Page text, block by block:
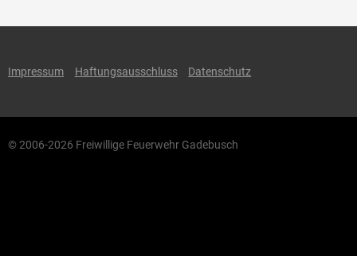
Impressum Haftungsausschluss Datenschutz
© 2006-2026 Freiwillige Feuerwehr Gadebusch